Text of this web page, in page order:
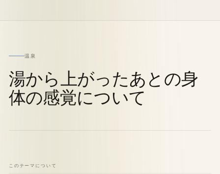
温泉
湯から上がったあとの身
体の感覚について
このテーマについて